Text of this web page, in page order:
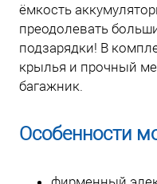
ёмкость
преодолевать
подзарядки! В
крылья и прочный
багажник.
Особенности